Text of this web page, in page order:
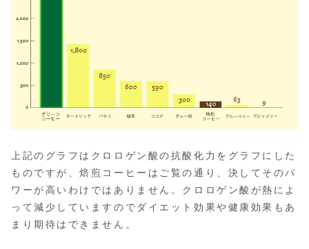
上記のグラフはクロロゲン酸の抗酸化力をグラフにした
ものですが、焙煎コーヒーはご覧の通り、決してそのパ
ワーが高いわけではありません。クロロゲン酸が熱によ
って減少していますのでダイエット効果や健康効果もあ
まり期待はできません。